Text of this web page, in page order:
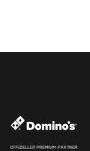
OFFIZIELLER PREMIUM-PARTNER